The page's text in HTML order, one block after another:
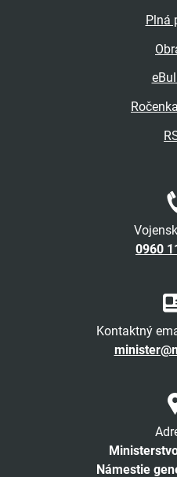
Plná
0960
Kontaktný
Námestie